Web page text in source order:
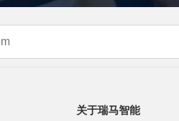
关于瑞马智能